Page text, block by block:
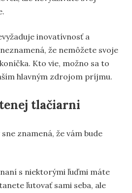
inovatívnosť a
že nemôžete svoje
Kto vie, možno sa to
hlavným zdrojom príjmu.
tlačiarni
znamená, že vám bude
s niektorými ľuďmi máte
ľutovať sami seba, ale